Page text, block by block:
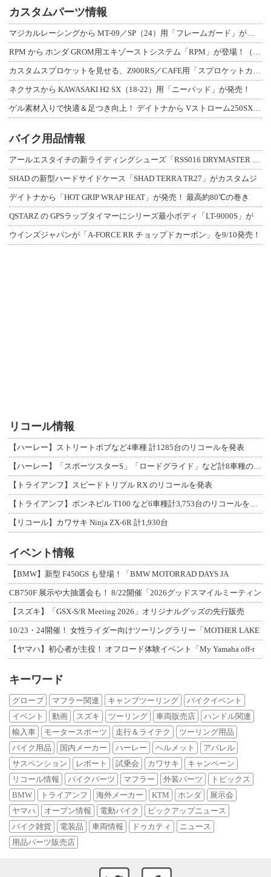
カスタムパーツ情報
マジカルレーシングから MT-09／SP（24）用「フレームガード」が登場！
RPM から ホンダ GROM用エキゾーストシステム「RPM」が登場！（動画あり
カスタムスプロケットを見せる、Z900RS／CAFE用「スプロケットカバーフルキ
ネクサスから KAWASAKI H2 SX（18-22）用「ニーパッド」が発売！
ゲル素材入りで快適＆足つき向上！ デイトナから Vストローム250SX用「快適ロ
バイク用品情報
アールエスタイチの新ライディングシューズ「RSS016 DRYMASTER スト
SHAD の新型ハードサイドケース「SHAD TERRA TR27」がカスタムジ
デイトナから「HOT GRIP WRAP HEAT」が発売！ 最高約80℃の巻き
QSTARZ の GPSラップタイマーにシリーズ最小ボディ「LT-9000S」が
ウインズジャパンが「A-FORCE RR チョップドカーボン」を9/10発売！
リコール情報
【ハーレー】ストリートボブなど4車種 計1285台のリコールを発表
【ハーレー】「スポーツスターS」「ロードグライド」など計8車種のリコールを発表
【トライアンフ】スピードトリプル RX のリコールを発表
【トライアンフ】ボンネビル T100 など6車種計3,753台のリコールを発表
【リコール】カワサキ Ninja ZX-6R 計1,930台
イベント情報
【BMW】新型 F450GS も登場！「BMW MOTORRAD DAYS JA
CB750F 展示や大抽選会も！ 8/22開催「2026グッドスマイルミーティン
【スズキ】「GSX-S/R Meeting 2026」オリジナルグッズの先行販売
10/23・24開催！ 女性ライダー向けツーリングラリー「MOTHER LAKE
【ヤマハ】初心者が主役！ オフロード体験イベント「My Yamaha off-r
キーワード
グローブ マフラー関連 キャンプツーリング
バイクイベント
イベント
動画 スズキ ツーリング 車両販売店
ハンドル関連
輸入車
モータースポーツ 走行＆ライテク
ツーリング用品
バイク用品
国内メーカー ハーレー ヘルメット
アパレル
サスペンション
レポート 試乗会 カワサキ
キャンペーン
リコール情報
バイクパーツ マフラー 外装パーツ
トピックス
BMW
トライアンフ 海外メーカー KTM ホンダ
展示会
ヤマハ
オープン情報 電動バイク
ピックアップニュース
バイク雑貨
電装品 車両情報 ドゥカティ
ニュース
用品パーツ販売店